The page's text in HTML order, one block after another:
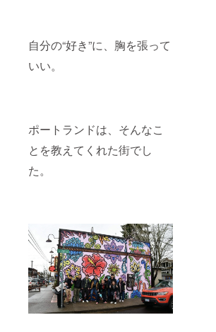
自分の“好き”に、胸を張って
いい。
ポートランドは、そんなこ
とを教えてくれた街でし
た。